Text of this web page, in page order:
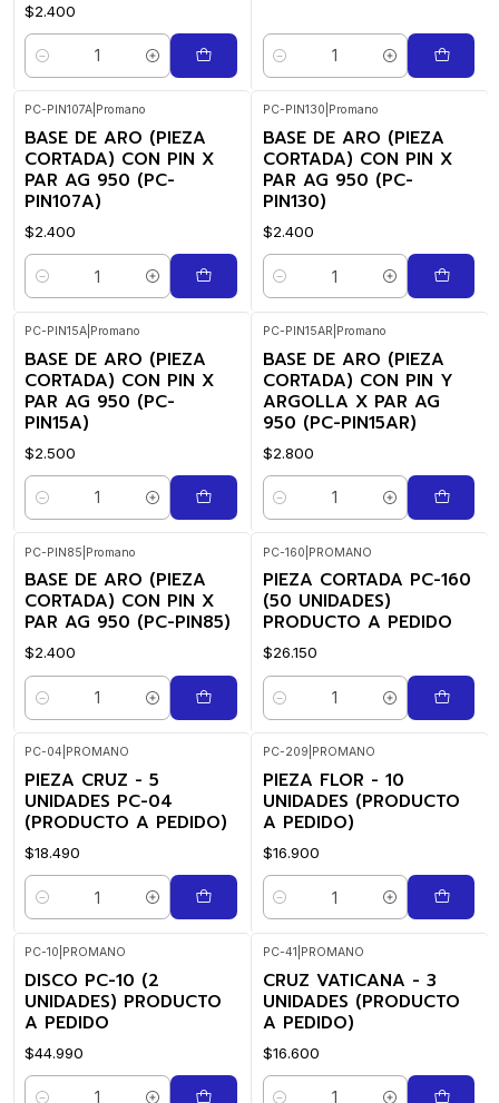
$2.400
Cantidad Cantidad
PC-PIN107A Promano
BASE DE ARO (PIEZA
CORTADA) CON PIN X
PAR AG 950 (PC-
PIN107A)
$2.400
Cantidad
PC-PIN130 Promano
BASE DE ARO (PIEZA
CORTADA) CON PIN X
PAR AG 950 (PC-
PIN130)
$2.400
Cantidad
PC-PIN15A Promano
BASE DE ARO (PIEZA
CORTADA) CON PIN X
PAR AG 950 (PC-
PIN15A)
$2.500
Cantidad
PC-PIN15AR Promano
BASE DE ARO (PIEZA
CORTADA) CON PIN Y
ARGOLLA X PAR AG
950 (PC-PIN15AR)
$2.800
Cantidad
PC-PIN85 Promano
BASE DE ARO (PIEZA
CORTADA) CON PIN X
PAR AG 950 (PC-PIN85)
$2.400
Cantidad
PC-160 PROMANO
PIEZA CORTADA PC-160
(50 UNIDADES)
PRODUCTO A PEDIDO
$26.150
Cantidad
PC-04 PROMANO
PIEZA CRUZ - 5
UNIDADES PC-04
(PRODUCTO A PEDIDO)
$18.490
Cantidad
PC-209 PROMANO
PIEZA FLOR - 10
UNIDADES (PRODUCTO
A PEDIDO)
$16.900
Cantidad
PC-10 PROMANO
DISCO PC-10 (2
UNIDADES) PRODUCTO
A PEDIDO
$44.990
PC-41 PROMANO
CRUZ VATICANA - 3
UNIDADES (PRODUCTO
A PEDIDO)
$16.600